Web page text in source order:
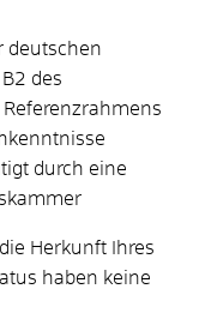
deutschen
des
durch eine
Herkunft Ihres
haben keine